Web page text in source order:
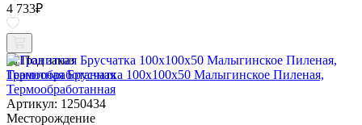
4 733₽
Под заказ
Гранитная Брусчатка 100х100x50 Малыгинское Пиленая,
Термообработанная
Артикул: 1250434
Месторождение